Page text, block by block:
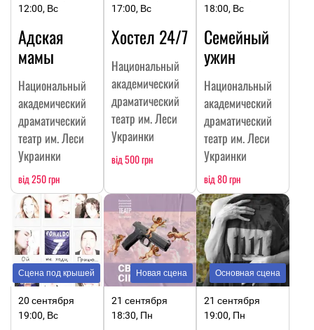
12:00, Вс
Адская
мамы
Национальный
академический
драматический
театр им. Леси
Украинки
від 250 грн
17:00, Вс
Хостел 24/7
Национальный
академический
драматический
театр им. Леси
Украинки
від 500 грн
18:00, Вс
Семейный
ужин
Национальный
академический
драматический
театр им. Леси
Украинки
від 80 грн
Сцена под крышей
20 сентября
19:00, Вс
Новая сцена
21 сентября
18:30, Пн
Основная сцена
21 сентября
19:00, Пн